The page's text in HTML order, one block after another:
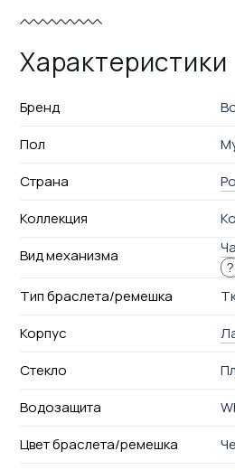
Характеристики
Бренд
Пол
Страна
Коллекция
Вид механизма
?
Тип браслета/ремешка
Корпус
Стекло
Водозащита
Цвет браслета/ремешка